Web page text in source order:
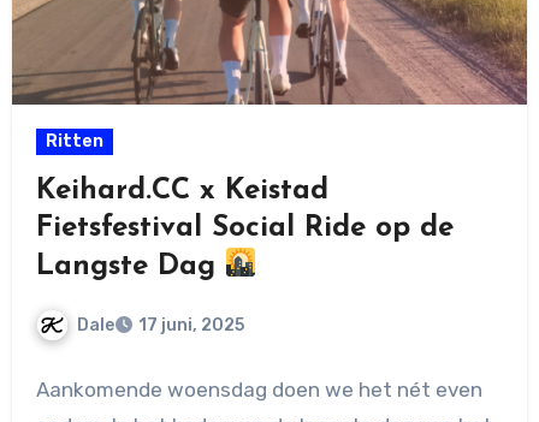
Ritten
Keihard.CC x Keistad
Fietsfestival Social Ride op de
Langste Dag
Dale 17 juni, 2025
reacties
Aankomende woensdag doen we het nét even